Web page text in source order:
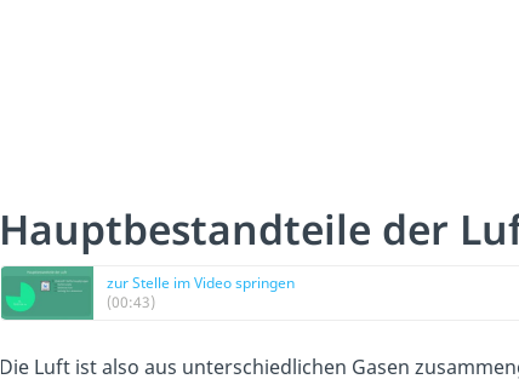
Hauptbestandteile der
zur Stelle im Video springen
(00:43)
Die Luft ist also aus unterschiedlichen Gasen